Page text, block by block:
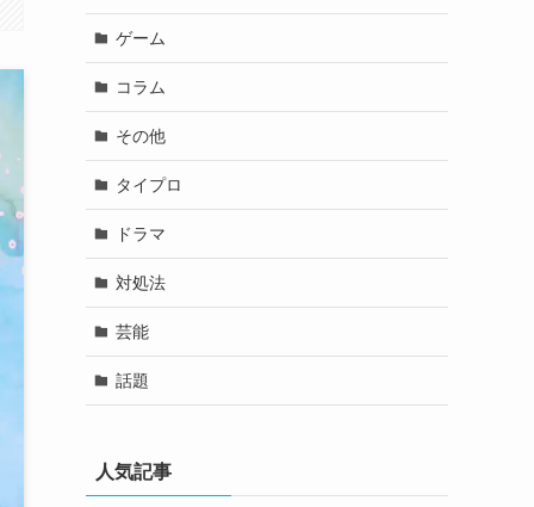
ゲーム
コラム
その他
タイプロ
ドラマ
対処法
芸能
話題
人気記事